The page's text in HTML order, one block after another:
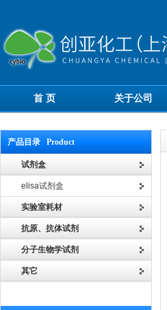
首 页 关于公司
产品目录 Product
试剂盒
elisa试剂盒
实验室耗材
抗原、抗体试剂
分子生物学试剂
其它